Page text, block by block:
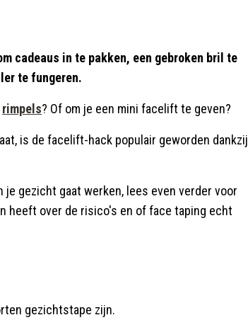
cadeaus in te pakken, een gebroken bril te
te fungeren.
rimpels? Of om je een mini facelift te geven?
is de facelift-hack populair geworden dankzij
gezicht gaat werken, lees even verder voor
heeft over de risico's en of face taping echt
gezichtstape zijn.